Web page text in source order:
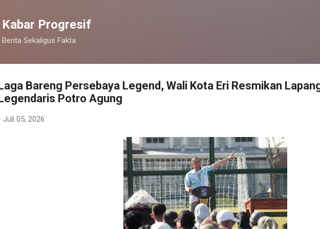
Kabar Progresif
Berita Sekaligus Fakta
Bareng Persebaya Legend, Wali Kota Eri Resmikan
Potro Agung
Juli 05, 2026